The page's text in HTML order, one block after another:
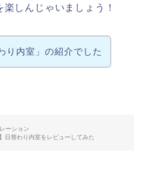
しんじゃいましょう！
り内室」の紹介でした
ーション
日替わり内室をレビューしてみた